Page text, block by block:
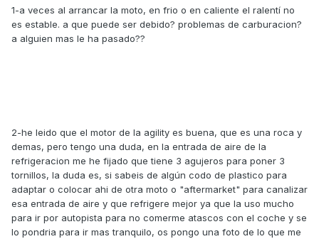
1-a veces al arrancar la moto, en frio o en caliente el ralentí no
es estable. a que puede ser debido? problemas de carburacion?
a alguien mas le ha pasado??
2-he leido que el motor de la agility es buena, que es una roca y
demas, pero tengo una duda, en la entrada de aire de la
refrigeracion me he fijado que tiene 3 agujeros para poner 3
tornillos, la duda es, si sabeis de algún codo de plastico para
adaptar o colocar ahi de otra moto o "aftermarket" para canalizar
esa entrada de aire y que refrigere mejor ya que la uso mucho
para ir por autopista para no comerme atascos con el coche y se
lo pondria para ir mas tranquilo, os pongo una foto de lo que me